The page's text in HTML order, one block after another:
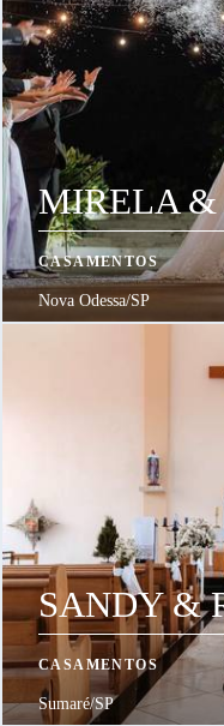
MIRELA &
CASAMENTOS
Nova Odessa/SP
SANDY &
CASAMENTOS
Sumaré/SP